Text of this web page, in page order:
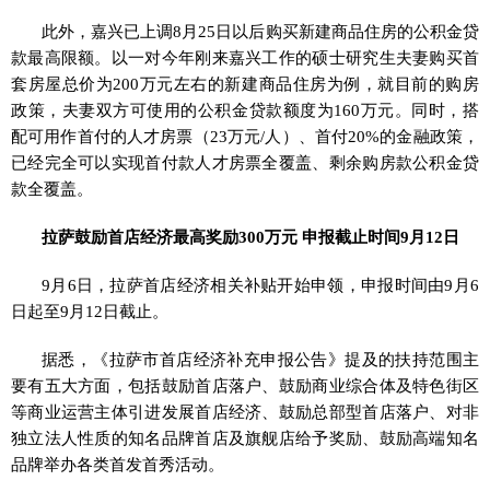
此外，嘉兴已上调8月25日以后购买新建商品住房的公积金贷
款最高限额。以一对今年刚来嘉兴工作的硕士研究生夫妻购买首
套房屋总价为200万元左右的新建商品住房为例，就目前的购房
政策，夫妻双方可使用的公积金贷款额度为160万元。同时，搭
配可用作首付的人才房票（23万元/人）、首付20%的金融政策，
已经完全可以实现首付款人才房票全覆盖、剩余购房款公积金贷
款全覆盖。
拉萨鼓励首店经济最高奖励300万元 申报截止时间9月12日
9月6日，拉萨首店经济相关补贴开始申领，申报时间由9月6
日起至9月12日截止。
据悉，《拉萨市首店经济补充申报公告》提及的扶持范围主
要有五大方面，包括鼓励首店落户、鼓励商业综合体及特色街区
等商业运营主体引进发展首店经济、鼓励总部型首店落户、对非
独立法人性质的知名品牌首店及旗舰店给予奖励、鼓励高端知名
品牌举办各类首发首秀活动。